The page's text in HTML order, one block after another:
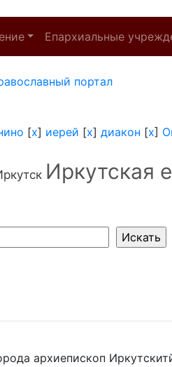
Епархиальные
портал
[x] иерей [x] диакон [x]
Иркутская
архиепископ